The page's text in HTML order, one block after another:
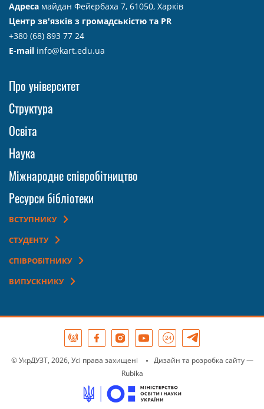
Адреса майдан Фейєрбаха 7, 61050, Харків
Центр зв'язків з громадськістю та PR
+380 (68) 893 77 24
E-mail info@kart.edu.ua
Про університет
Структура
Освіта
Наука
Міжнародне співробітництво
Ресурси бібліотеки
ВСТУПНИКУ
СТУДЕНТУ
СПІВРОБІТНИКУ
ВИПУСКНИКУ
© УкрДУЗТ, 2026, Усі права захищені Дизайн та розробка сайту—
Rubika